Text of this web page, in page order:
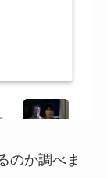
のか調べま